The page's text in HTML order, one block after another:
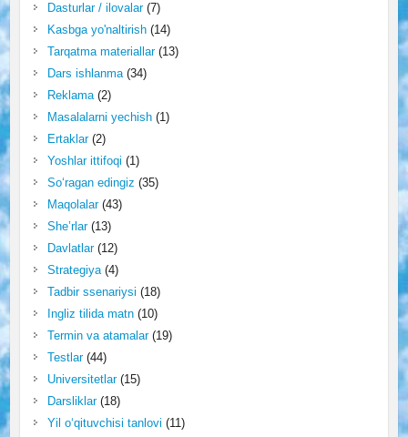
Dasturlar / ilovalar(7)
Kasbga yo'naltirish(14)
Tarqatma materiallar(13)
Dars ishlanma(34)
Reklama(2)
Masalalarni yechish(1)
Ertaklar(2)
Yoshlar ittifoqi (1)
So‘ragan edingiz (35)
Maqolalar(43)
She’rlar(13)
Davlatlar(12)
Strategiya(4)
Tadbir ssenariysi (18)
Ingliz tilida matn(10)
Termin va atamalar(19)
Testlar(44)
Universitetlar(15)
Darsliklar(18)
Yil o‘qituvchisi tanlovi (11)